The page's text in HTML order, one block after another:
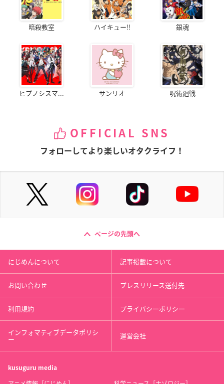
暗殺教室 ハイキュー!! 銀魂
ヒプノシスマ... サンリオ 呪術廻戦
OFFICIAL SNS
フォローしてより楽しいオタクライフ！
ページの先頭へ
にじめんについて 記事掲載について
お問い合わせ プレスリリース送付先
利用規約 プライバシーポリシー
インフォマティブデータポリシ
ー 運営会社
kusuguru media